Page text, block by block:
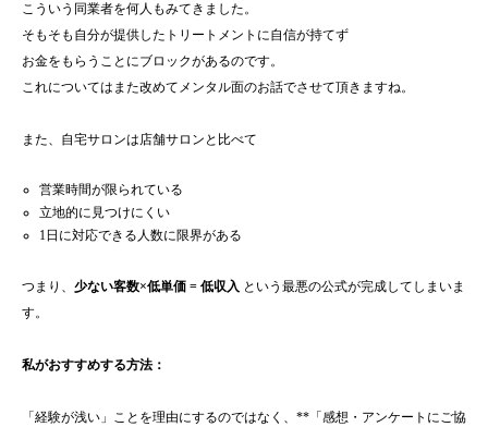
こういう同業者を何人もみてきました。
そもそも自分が提供したトリートメントに自信が持てず
お金をもらうことにブロックがあるのです。
これについてはまた改めてメンタル面のお話でさせて頂きますね。
また、自宅サロンは店舗サロンと比べて
営業時間が限られている
立地的に見つけにくい
1日に対応できる人数に限界がある
つまり、 少ない客数×低単価 = 低収入 という最悪の公式が完成してしまいま
す。
私がおすすめする方法：
「経験が浅い」ことを理由にするのではなく、**「感想・アンケートにご協